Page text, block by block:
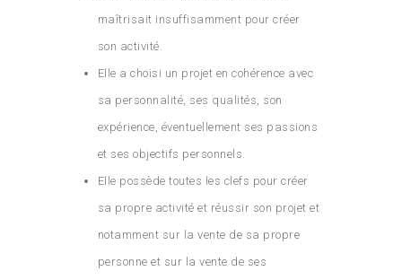
maîtrisait insuffisamment pour créer
son activité.
Elle a choisi un projet en cohérence avec
sa personnalité, ses qualités, son
expérience, éventuellement ses passions
et ses objectifs personnels.
Elle possède toutes les clefs pour créer
sa propre activité et réussir son projet et
notamment sur la vente de sa propre
personne et sur la vente de ses